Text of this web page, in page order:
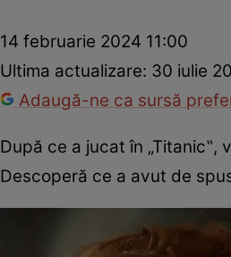
14 februarie 2024 11:00
Ultima actualizare: 30 iulie
Adaugă-ne ca sursă
După ce a jucat în
Descoperă ce a avut de